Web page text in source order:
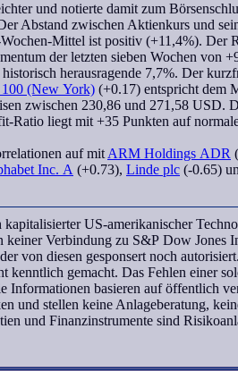
und notierte damit zum
Abstand zwischen Aktienkurs und
-Mittel ist positiv (+11,4%). Der
der letzten sieben Wochen von
herausragende 7,7%. Der
(New York) (+0.17) entspricht dem
zwischen 230,86 und 271,58 USD.
Ratio liegt mit +35 Punkten auf
auf mit ARM Holdings ADR
Inc. A (+0.73), Linde plc (-0.65)
US-amerikanischer
keiner Verbindung zu S&P Dow
von diesen gesponsert noch autorisiert.
gemacht. Das Fehlen einer
basieren auf öffentlich
und stellen keine Anlageberatung,
und Finanzinstrumente sind